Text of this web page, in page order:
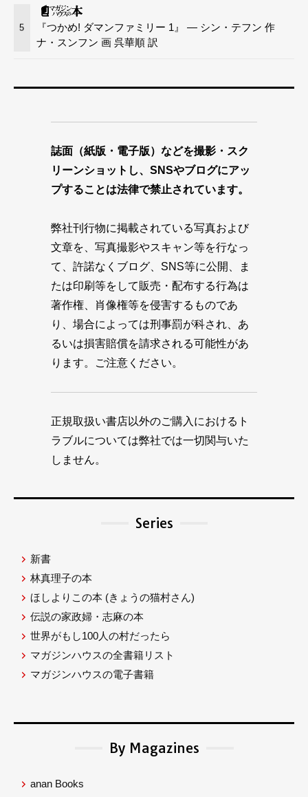
5
『つかめ! ダマンファミリー 1』 — シン・テフン 作
ナ・スンフン 画 呉華順 訳
誌面（紙版・電子版）などを撮影・スク
リーンショットし、SNSやブログにアッ
プすることは法律で禁止されています。
弊社刊行物に掲載されている写真および
文章を、写真撮影やスキャン等を行なっ
て、許諾なくブログ、SNS等に公開、ま
たは印刷等をして販売・配布する行為は
著作権、肖像権等を侵害するものであ
り、場合によっては刑事罰が科され、あ
るいは損害賠償を請求される可能性があ
ります。ご注意ください。
正規取扱い書店以外のご購入におけるト
ラブルについては弊社では一切関与いた
しません。
Series
新書
林真理子の本
ほしよりこの本 (きょうの猫村さん)
伝説の家政婦・志麻の本
世界がもし100人の村だったら
マガジンハウスの全書籍リスト
マガジンハウスの電子書籍
By Magazines
anan Books